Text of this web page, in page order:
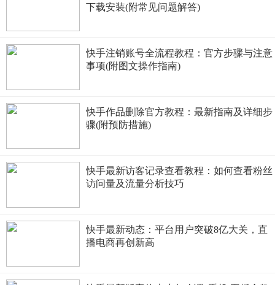
下载安装(附常见问题解答)
快手注销账号全流程教程：官方步骤与注意
事项(附图文操作指南)
快手作品删除官方教程：最新指南及详细步
骤(附预防措施)
快手最新访客记录查看教程：如何查看粉丝
访问量及流量分析技巧
快手最新动态：平台用户突破8亿大关，直
播电商再创新高